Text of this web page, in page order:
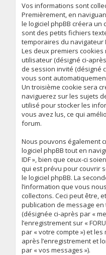
Vos informations sont
Premièrement, en naviguant
le logiciel phpBB créera un
sont des petits fichiers
temporaires du
Les deux premiers
utilisateur (désigné ci-
de session invité (désigné
vous sont
Un troisième cookie sera
naviguerez sur les sujets de
utilisé pour stocker les
vous avez lus, ce qui
forum.
Nous pouvons également
logiciel phpBB tout en
IDF », bien que ceux-ci
qui est prévu pour couvrir
le logiciel phpBB. La
l’information que vous
collectons. Ceci peut être,
publication de message en
(désignée ci-après par «
l’enregistrement sur «
par « votre compte ») et
après l’enregistrement et
par « vos messages »).